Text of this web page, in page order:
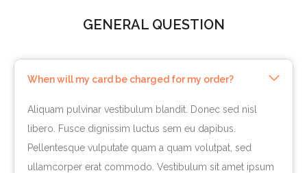
GENERAL QUESTION
When will my card be charged for my order?
Aliquam pulvinar vestibulum blandit. Donec sed nisl
libero. Fusce dignissim luctus sem eu dapibus.
Pellentesque vulputate quam a quam volutpat, sed
ullamcorper erat commodo. Vestibulum sit amet ipsum